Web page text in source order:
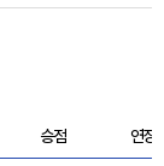
승점 연장